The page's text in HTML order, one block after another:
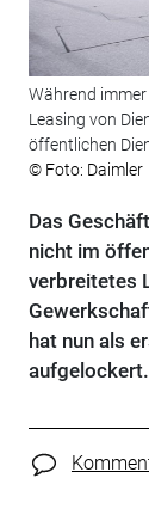
Während
Leasing von
öffentlichen
© Foto: Daimler
Das
nicht im
verbreitetes
hat nun als
aufgelockert.